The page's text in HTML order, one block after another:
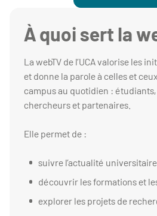
À quoi sert la
La webTV de l’UCA valorise les
et donne la parole à celles et
campus au quotidien :
chercheurs et partenaires.
Elle permet de :
suivre l’actualité
découvrir les formations et
explorer les projets de